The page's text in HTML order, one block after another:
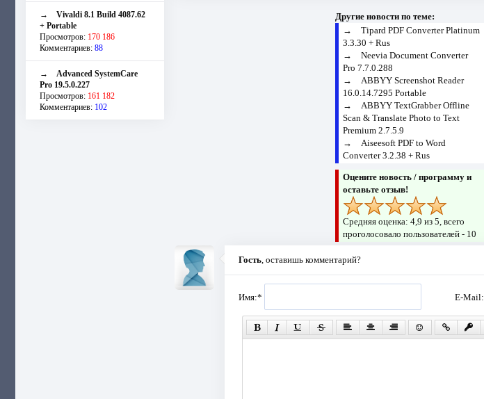
→ Vivaldi 8.1 Build 4087.62
+ Portable
Просмотров: 170 186
Комментариев: 88
→ Advanced SystemCare
Pro 19.5.0.227
Просмотров: 161 182
Комментариев: 102
Другие новости по теме:
→Tipard PDF Converter Platinum
3.3.30 + Rus
→Neevia Document Converter
Pro 7.7.0.288
→ ABBYY Screenshot Reader
16.0.14.7295 Portable
→ ABBYY TextGrabber Offline
Scan & Translate Photo to Text
Premium 2.7.5.9
→ Aiseesoft PDF to Word
Converter 3.2.38 + Rus
Оцените новость / программу и
оставьте отзыв!
Средняя оценка:4,9 из 5, всего
проголосовало пользователей - 10
Гость, оставишь комментарий?
Имя:* E-Mail: